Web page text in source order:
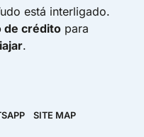
está interligado.
de crédito para
.
SITE MAP